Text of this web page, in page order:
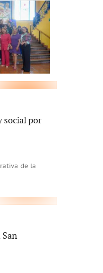
social por
de la